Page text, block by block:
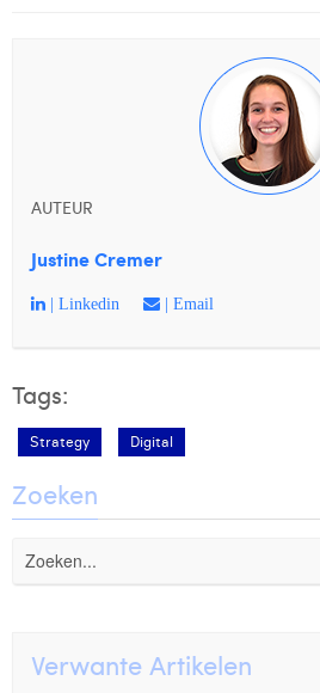
AUTEUR
Justine Cremer
| Linkedin | Email
Tags:
Strategy Digital
Zoeken
Verwante Artikelen